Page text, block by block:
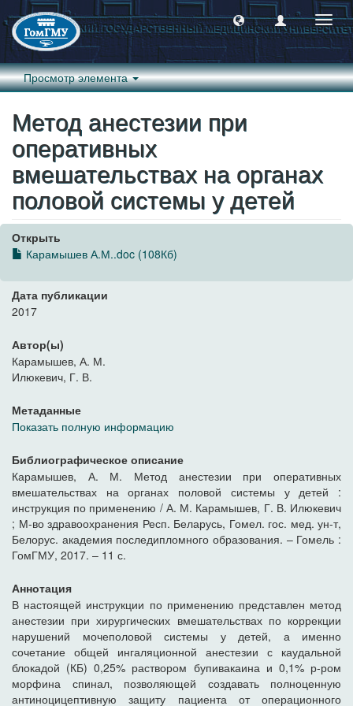
Просмотр элемента
Метод анестезии при
оперативных
вмешательствах на органах
половой системы у детей
Открыть
Карамышев А.М..doc (108Кб)
Дата публикации
2017
Автор(ы)
Карамышев, А. М.
Илюкевич, Г. В.
Метаданные
Показать полную информацию
Библиографическое описание
Карамышев, А. М. Метод анестезии при оперативных
вмешательствах на органах половой системы у детей :
инструкция по применению / А. М. Карамышев, Г. В. Илюкевич
; М-во здравоохранения Респ. Беларусь, Гомел. гос. мед. ун-т,
Белорус. академия последипломного образования. – Гомель :
ГомГМУ, 2017. – 11 с.
Аннотация
В настоящей инструкции по применению представлен метод
анестезии при хирургических вмешательствах по коррекции
нарушений мочеполовой системы у детей, а именно
сочетание общей ингаляционной анестезии с каудальной
блокадой (КБ) 0,25% раствором бупивакаина и 0,1% р-ром
морфина спинал, позволяющей создавать полноценную
антиноцицептивную защиту пациента от операционного